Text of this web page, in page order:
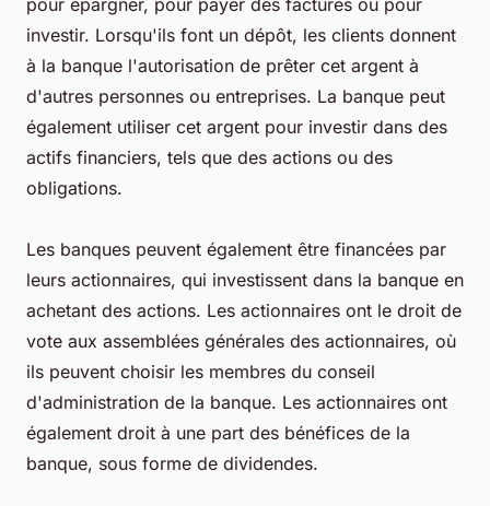
pour épargner, pour payer des factures ou pour
investir. Lorsqu'ils font un dépôt, les clients donnent
à la banque l'autorisation de prêter cet argent à
d'autres personnes ou entreprises. La banque peut
également utiliser cet argent pour investir dans des
actifs financiers, tels que des actions ou des
obligations.
Les banques peuvent également être financées par
leurs actionnaires, qui investissent dans la banque en
achetant des actions. Les actionnaires ont le droit de
vote aux assemblées générales des actionnaires, où
ils peuvent choisir les membres du conseil
d'administration de la banque. Les actionnaires ont
également droit à une part des bénéfices de la
banque, sous forme de dividendes.